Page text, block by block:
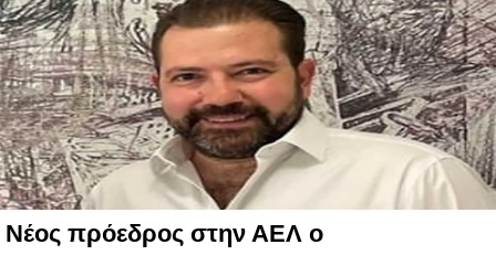
Νέος πρόεδρος στην ΑΕΛ ο